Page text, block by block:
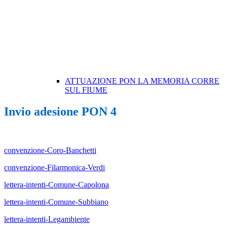
ATTUAZIONE PON LA MEMORIA CORRE
SUL FIUME
Invio adesione PON 4
convenzione-Coro-Banchetti
convenzione-Filarmonica-Verdi
lettera-intenti-Comune-Capolona
lettera-intenti-Comune-Subbiano
lettera-intenti-Legambiente